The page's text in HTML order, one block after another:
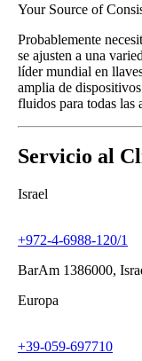
Your Source of
Probablemente
se ajusten a una
líder mundial en
amplia de
fluidos para todas las
Servicio al
Israel
+972-4-6988-120/1
BarAm 1386000,
Europa
+39-059-697710